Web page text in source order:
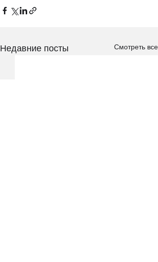
Недавние посты Смотреть все